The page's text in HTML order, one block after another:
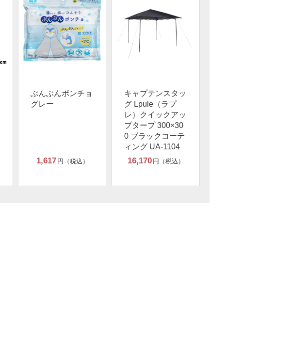
ぶんぶんポンチョ
グレー
1,617 円（税込）
キャプテンスタッ
グ Lpule（ラプ
レ）クイックアッ
プタープ 300×30
0 ブラックコーテ
ィング UA-1104
16,170 円（税込）